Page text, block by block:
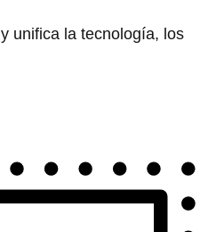
unifica la tecnología, los